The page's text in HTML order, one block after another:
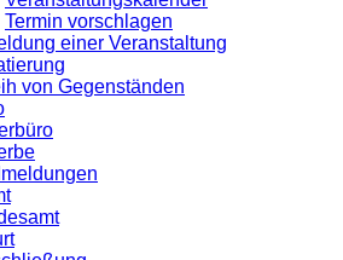
Termin vorschlagen
einer Veranstaltung
von Gegenständen